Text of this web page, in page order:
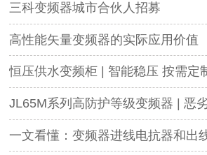
三科变频器城市合伙人招募
高性能矢量变频器的实际应用价值
恒压供水变频柜 | 智能稳压 按需定
JL65M系列高防护等级变频器 | 恶劣工况
一文看懂：变频器进线电抗器和出